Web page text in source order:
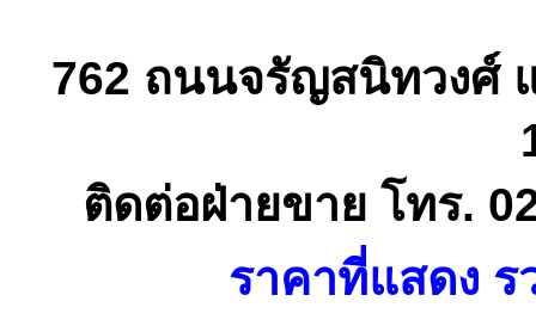
762 ถนนจรัญสนิทวงศ์
ติดต่อฝ่ายขาย โทร.
ราคาที่แสดง